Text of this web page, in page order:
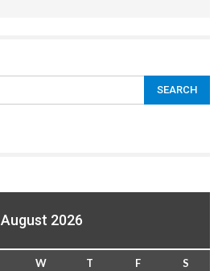
August 2026
W T F
S